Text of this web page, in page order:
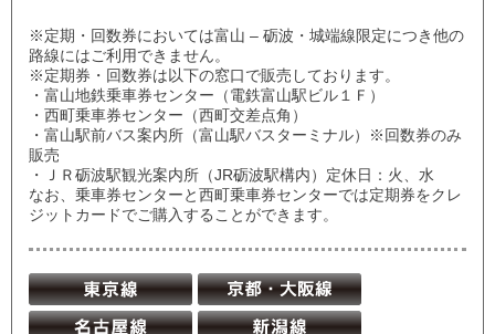
※定期・回数券においては富山 – 砺波・城端線限定につき他の
路線にはご利用できません。
※定期券・回数券は以下の窓口で販売しております。
・富山地鉄乗車券センター（電鉄富山駅ビル１Ｆ）
・西町乗車券センター（西町交差点角）
・富山駅前バス案内所（富山駅バスターミナル）※回数券のみ
販売
・ＪＲ砺波駅観光案内所（JR砺波駅構内）定休日：火、水
なお、乗車券センターと西町乗車券センターでは定期券をクレ
ジットカードでご購入することができます。